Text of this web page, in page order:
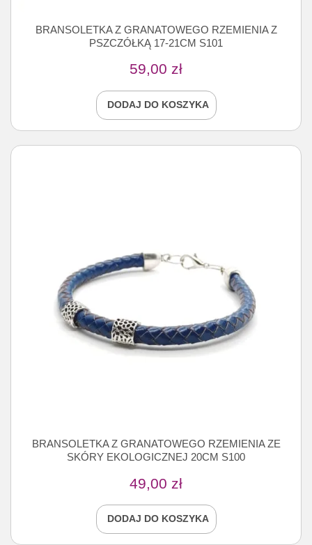
BRANSOLETKA Z GRANATOWEGO RZEMIENIA Z
PSZCZÓŁKĄ 17-21CM S101
59,00 zł
DODAJ DO KOSZYKA
BRANSOLETKA Z GRANATOWEGO RZEMIENIA ZE
SKÓRY EKOLOGICZNEJ 20CM S100
49,00 zł
DODAJ DO KOSZYKA